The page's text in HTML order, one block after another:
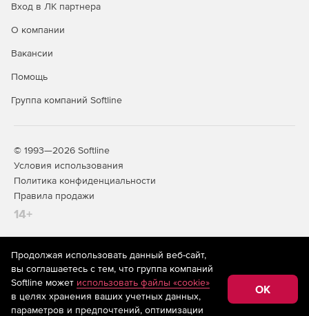
Вход в ЛК партнера
О компании
Вакансии
Помощь
Группа компаний Softline
© 1993—2026 Softline
Условия использования
Политика конфиденциальности
Правила продажи
14+
На информационном ресурсе store.softline.ru применяются
рекомендательные технологии(информационные технологии
предоставления информации на основе сбора,
систематизации и анализа сведений, относящихся к
предпочтениям пользователей сети «Интернет»,
Продолжая использовать данный веб-сайт,
вы соглашаетесь с тем, что группа компаний
Softline может использовать файлы «cookie»
в целях хранения ваших учетных данных,
параметров и предпочтений, оптимизации
OK